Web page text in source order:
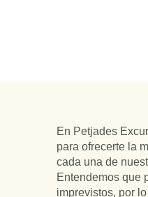
En Petjades
para ofrecerte la
cada una de
Entendemos que
imprevistos, por